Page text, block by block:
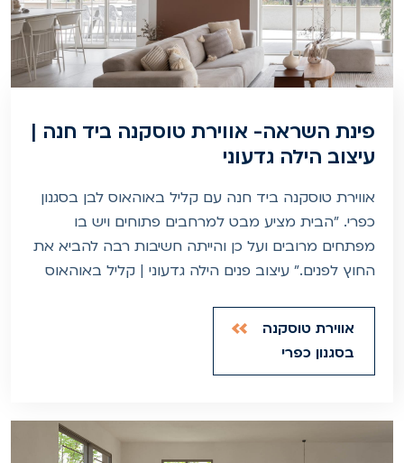
פינת השראה- אווירת טוסקנה ביד חנה |
עיצוב הילה גדעוני
אווירת טוסקנה ביד חנה עם קליל באוהאוס לבן בסגנון
כפרי. "הבית מציע מבט למרחבים פתוחים ויש בו
מפתחים מרובים ועל כן והייתה חשיבות רבה להביא את
החוץ לפנים." עיצוב פנים הילה גדעוני | קליל באוהאוס
אווירת טוסקנה
בסגנון כפרי